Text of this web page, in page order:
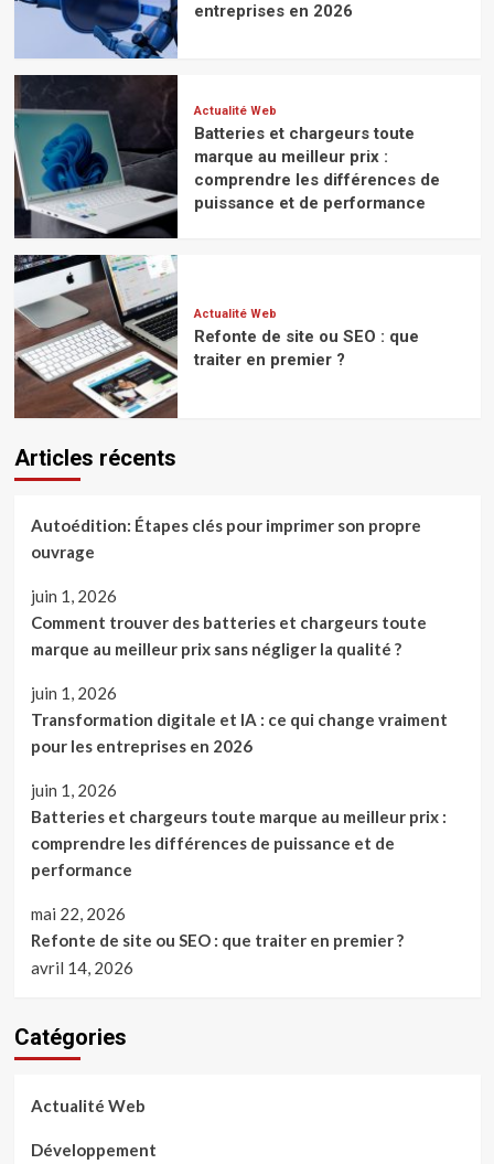
entreprises en 2026
Actualité Web
Batteries et chargeurs toute
marque au meilleur prix :
comprendre les différences de
puissance et de performance
Actualité Web
Refonte de site ou SEO : que
traiter en premier ?
Articles récents
Autoédition: Étapes clés pour imprimer son propre
ouvrage
juin 1, 2026
Comment trouver des batteries et chargeurs toute
marque au meilleur prix sans négliger la qualité ?
juin 1, 2026
Transformation digitale et IA : ce qui change vraiment
pour les entreprises en 2026
juin 1, 2026
Batteries et chargeurs toute marque au meilleur prix :
comprendre les différences de puissance et de
performance
mai 22, 2026
Refonte de site ou SEO : que traiter en premier ?
avril 14, 2026
Catégories
Actualité Web
Développement